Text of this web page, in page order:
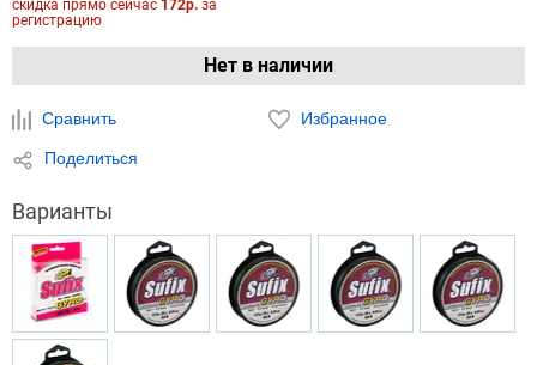
скидка прямо сейчас 172р. за
регистрацию
Нет в наличии
Сравнить Избранное
Поделиться
Варианты